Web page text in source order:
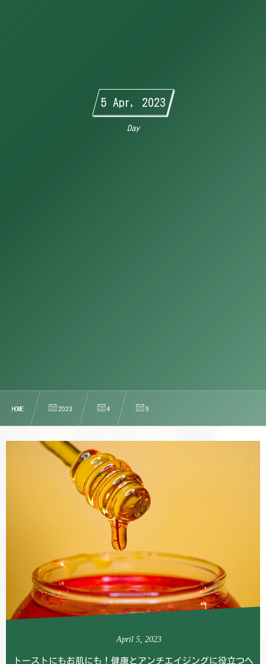
5 Apr, 2023
Day
HOME 2023 4 5
April 5 2023
トーストにもお肌にも！健康とアンチエイジングに役立つヘ